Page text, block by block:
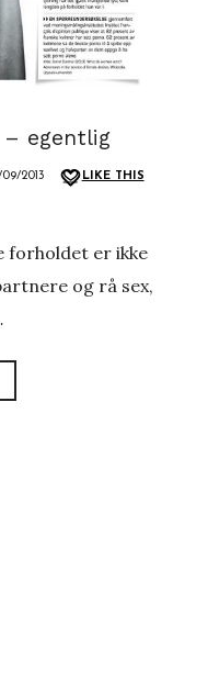
– egentlig
09/2013 LIKE THIS
forholdet er ikke
og rå sex,